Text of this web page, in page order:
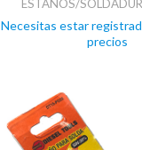
ESTAÑOS/
Necesitas estar
precios